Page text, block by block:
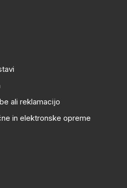
ali reklamacijo
in elektronske opreme